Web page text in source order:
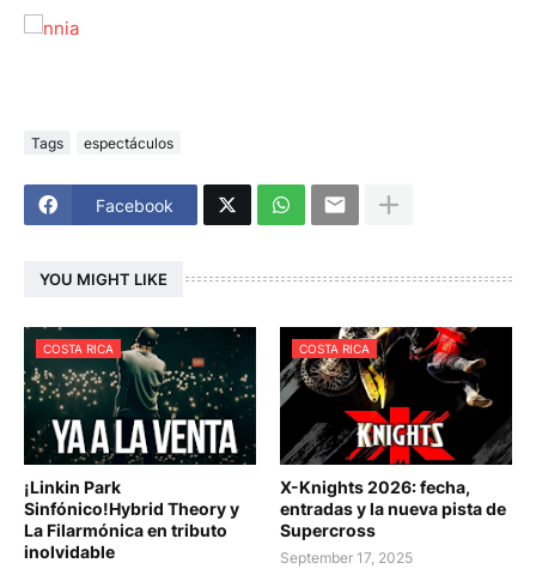
Tags espectáculos
Facebook
YOU MIGHT LIKE
COSTA RICA
¡Linkin Park
Sinfónico!Hybrid Theory y
La Filarmónica en tributo
inolvidable
COSTA RICA
X-Knights 2026: fecha,
entradas y la nueva pista de
Supercross
September 17, 2025